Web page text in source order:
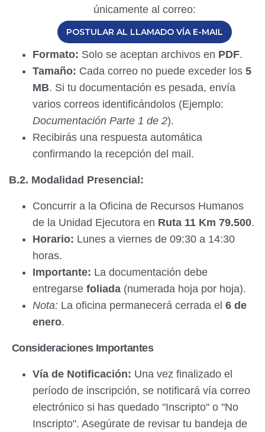
únicamente al correo:
POSTULAR AL LLAMADO VÍA E-MAIL
Formato: Solo se aceptan archivos en PDF.
Tamaño: Cada correo no puede exceder los 5
MB. Si tu documentación es pesada, envía
varios correos identificándolos (Ejemplo:
Documentación Parte 1 de 2).
Recibirás una respuesta automática
confirmando la recepción del mail.
B.2. Modalidad Presencial:
Concurrir a la Oficina de Recursos Humanos
de la Unidad Ejecutora en Ruta 11 Km 79.500.
Horario: Lunes a viernes de 09:30 a 14:30
horas.
Importante: La documentación debe
entregarse foliada (numerada hoja por hoja).
Nota: La oficina permanecerá cerrada el 6 de
enero.
Consideraciones Importantes
Vía de Notificación: Una vez finalizado el
período de inscripción, se notificará vía correo
electrónico si has quedado "Inscripto" o "No
Inscripto". Asegúrate de revisar tu bandeja de